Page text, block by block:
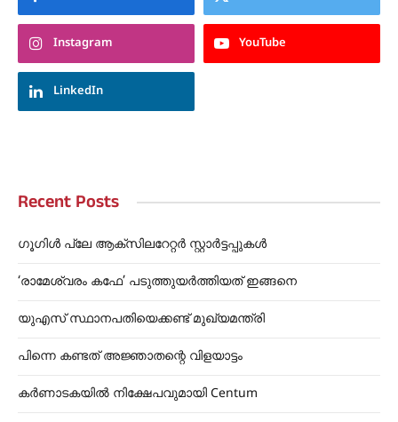
Instagram YouTube
LinkedIn
Recent Posts
ഗൂഗിൾ പ്ലേ ആക്സിലറേറ്റർ സ്റ്റാർട്ടപ്പുകൾ
‘രാമേശ്വരം കഫേ’ പടുത്തുയർത്തിയത് ഇങ്ങനെ
യുഎസ് സ്ഥാനപതിയെക്കണ്ട് മുഖ്യമന്ത്രി
പിന്നെ കണ്ടത് അജ്ഞാതന്റെ വിളയാട്ടം
കർണാടകയിൽ നിക്ഷേപവുമായി Centum